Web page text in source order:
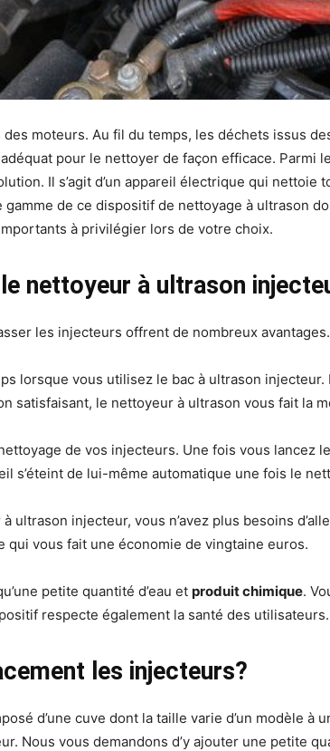
des moteurs. Au fil du temps, les déchets issus
pour le nettoyer de façon efficace. Parmi
Il s’agit d’un appareil électrique qui nettoie
de ce dispositif de nettoyage à ultrason
à privilégier lors de votre choix.
nettoyeur à ultrason
les injecteurs offrent de nombreux avantages.
lorsque vous utilisez le bac à ultrason
satisfaisant, le nettoyeur à ultrason vous fait la
de vos injecteurs. Une fois vous
s’éteint de lui-même automatique une fois le
ultrason injecteur, vous n’avez plus besoins
vous fait une économie de vingtaine euros.
petite quantité d’eau et produit chimique.
respecte également la santé des utilisateurs.
les injecteurs?
d’une cuve dont la taille varie d’un modèle à
Nous vous demandons d’y ajouter une petite